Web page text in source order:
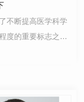
不断提高医学科学
度的重要标志之
域之一。那医疗…